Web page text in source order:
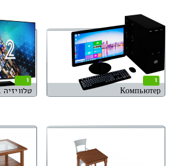
1
Компьютер
1
טלוויזיה XL